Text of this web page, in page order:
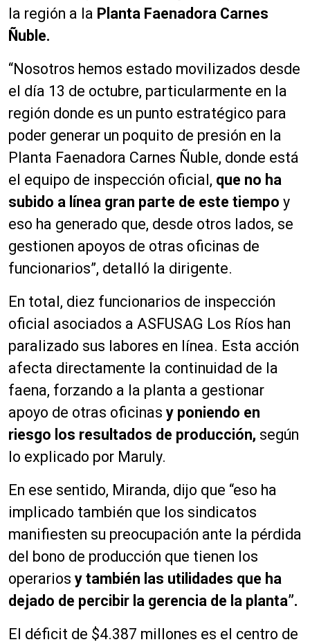
la región a la Planta Faenadora Carnes
Ñuble.
“Nosotros hemos estado movilizados desde
el día 13 de octubre, particularmente en la
región donde es un punto estratégico para
poder generar un poquito de presión en la
Planta Faenadora Carnes Ñuble, donde está
el equipo de inspección oficial, que no ha
subido a línea gran parte de este tiempo y
eso ha generado que, desde otros lados, se
gestionen apoyos de otras oficinas de
funcionarios”, detalló la dirigente.
En total, diez funcionarios de inspección
oficial asociados a ASFUSAG Los Ríos han
paralizado sus labores en línea. Esta acción
afecta directamente la continuidad de la
faena, forzando a la planta a gestionar
apoyo de otras oficinas y poniendo en
riesgo los resultados de producción, según
lo explicado por Maruly.
En ese sentido, Miranda, dijo que “eso ha
implicado también que los sindicatos
manifiesten su preocupación ante la pérdida
del bono de producción que tienen los
operarios y también las utilidades que ha
dejado de percibir la gerencia de la planta”.
El déficit de $4.387 millones es el centro de